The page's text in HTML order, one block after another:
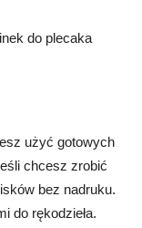
do plecaka
użyć gotowych
chcesz zrobić
bez nadruku.
do rękodzieła.